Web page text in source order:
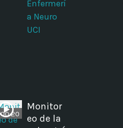
Enfermerí
a Neuro
UCI
00:20
Monitor
eo de la